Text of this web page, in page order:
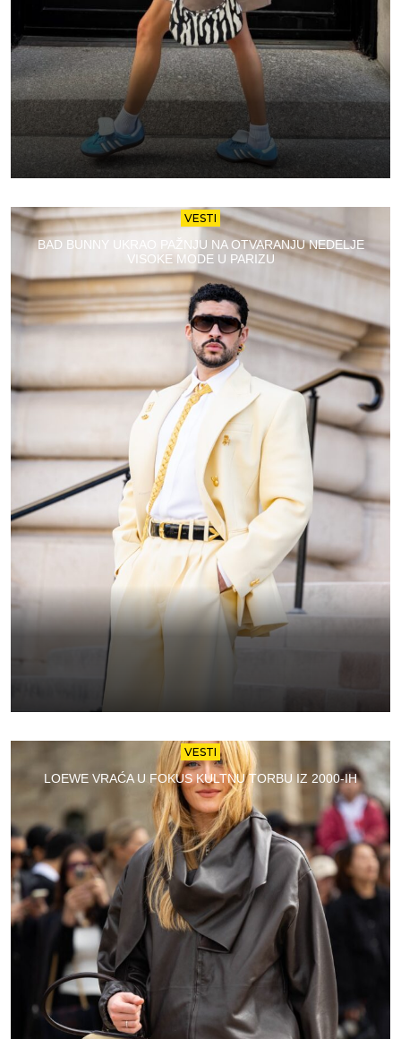
VESTI
BAD BUNNY UKRAO PAŽNJU NA OTVARANJU NEDELJE
VISOKE MODE U PARIZU
VESTI
LOEWE VRAĆA U FOKUS KULTNU TORBU IZ 2000-IH